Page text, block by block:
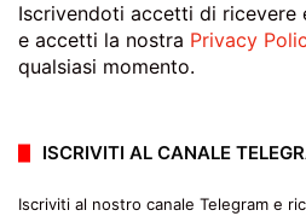
Iscrivendoti accetti di ricevere
e accetti la nostra Privacy
qualsiasi momento.
ISCRIVITI AL CANALE
Iscriviti al nostro canale Telegram e